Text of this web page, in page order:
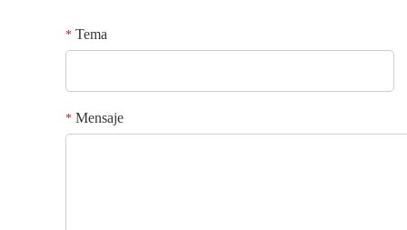
* Tema
* Mensaje